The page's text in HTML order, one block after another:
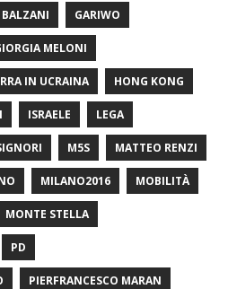
BALZANI GARIWO
MELONI
IN UCRAINA HONG KONG
ISRAELE LEGA
M5S MATTEO RENZI
MILANO2016 MOBILITÀ
MONTE STELLA
PD
PIERFRANCESCO MARAN